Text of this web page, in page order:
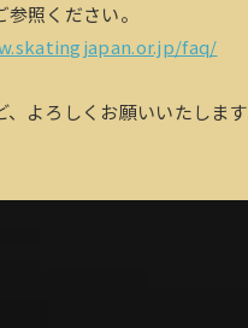
照ください。
faq/
、よろしくお願いいたします